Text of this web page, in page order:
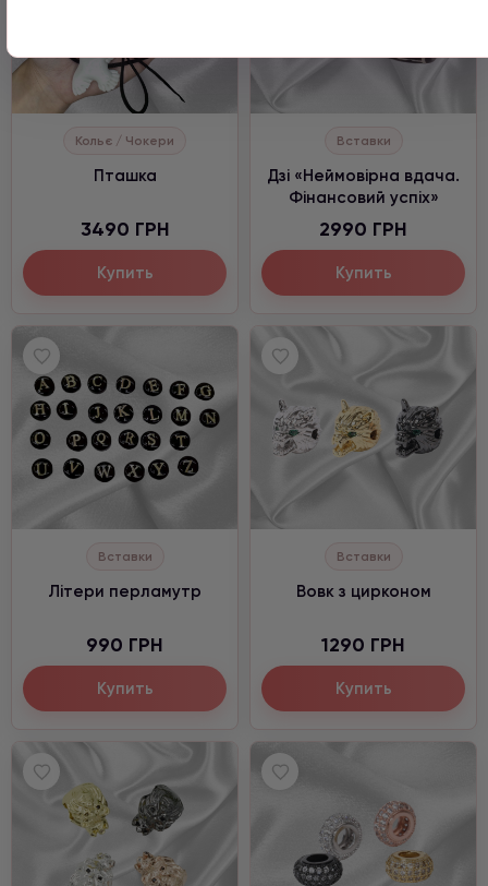
Кольє / Чокери
Пташка
3490 ГРН
Купить
Вставки
Дзі «Неймовірна вдача.
Фінансовий успіх»
2990 ГРН
Купить
Вставки
Літери перламутр
990 ГРН
Купить
Вставки
Вовк з цирконом
1290 ГРН
Купить